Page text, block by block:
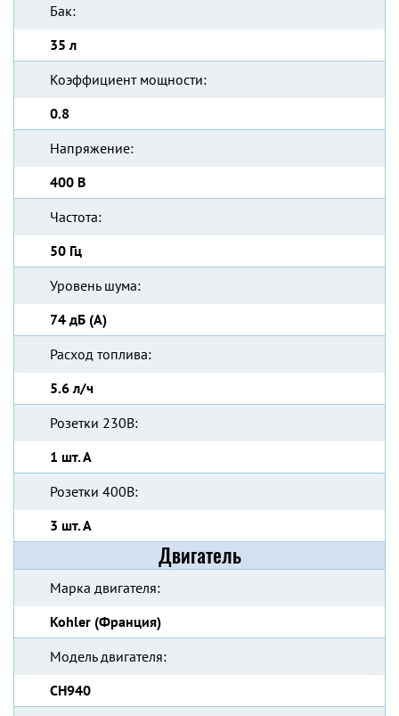
Бак:
35 л
Коэффициент мощности:
0.8
Напряжение:
400 В
Частота:
50 Гц
Уровень шума:
74 дБ (А)
Расход топлива:
5.6 л/ч
Розетки 230В:
1 шт. А
Розетки 400В:
3 шт. А
Двигатель
Марка двигателя:
Kohler (Франция)
Модель двигателя:
CH940